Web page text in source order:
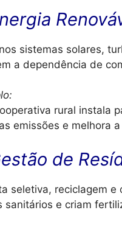
sistemas solares,
a dependência de
rural instala
emissões e melhora
de
seletiva, reciclagem
sanitários e criam